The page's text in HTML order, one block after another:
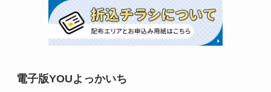
電子版YOUよっかいち